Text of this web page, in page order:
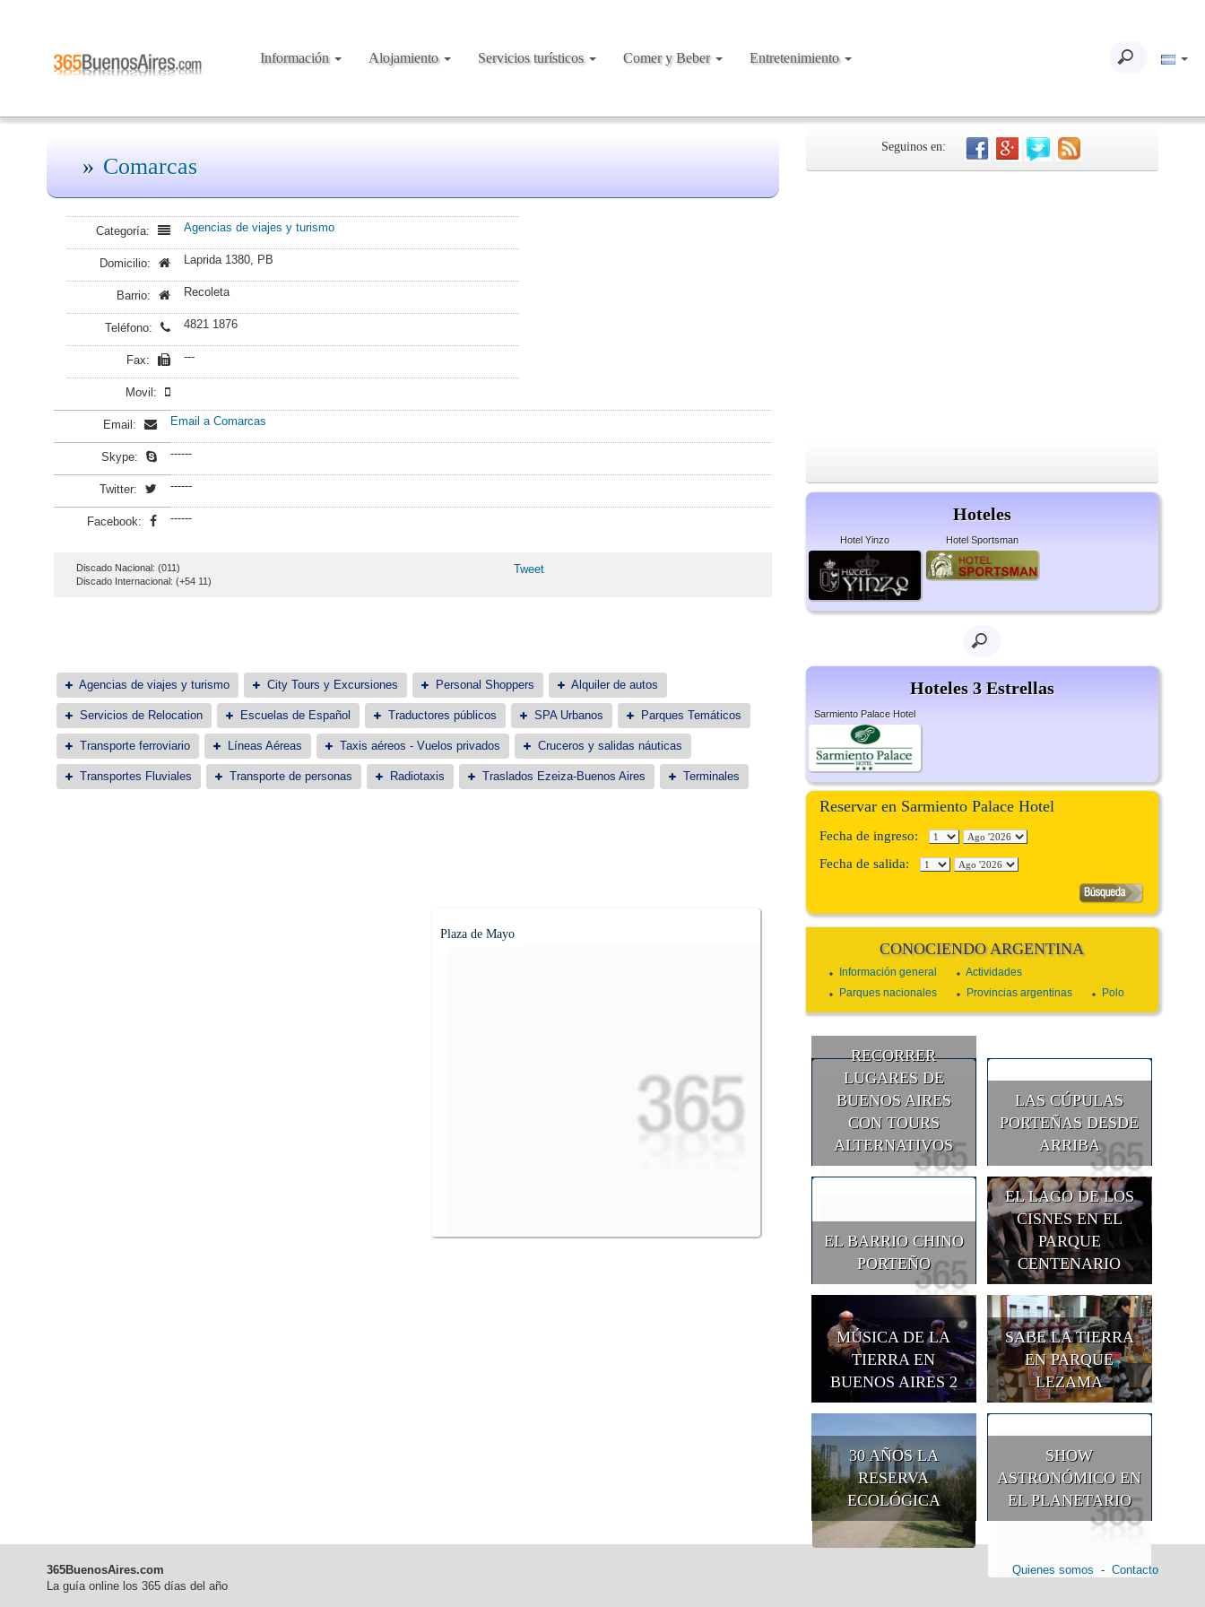
Información Alojamiento Servicios turísticos Comer y Beber Entretenimiento
Comarcas
Categoría: Agencias de viajes y turismo
Domicilio: Laprida 1380, PB
Barrio: Recoleta
Teléfono: 4821 1876
Fax: ---
Movil:
Email: Email a Comarcas
Skype: ------
Twitter: ------
Facebook: ------
Discado Nacional: (011)
Discado Internacional: (+54 11)
Tweet
Agencias de viajes y turismo City Tours y Excursiones Personal Shoppers Alquiler de autos
Servicios de Relocation Escuelas de Español Traductores públicos SPA Urbanos Parques Temáticos
Transporte ferroviario Líneas Aéreas Taxis aéreos - Vuelos privados Cruceros y salidas náuticas
Transportes Fluviales Transporte de personas Radiotaxis Traslados Ezeiza-Buenos Aires Terminales
Plaza de Mayo
Seguinos en:
Hoteles
Hotel Yinzo Hotel Sportsman
Hoteles 3 Estrellas
Sarmiento Palace Hotel
Reservar en Sarmiento Palace Hotel
Fecha de ingreso:
Fecha de salida:
CONOCIENDO ARGENTINA
Información general
Actividades
Parques nacionales
Provincias argentinas Polo
RECORRER
LUGARES DE
BUENOS AIRES
CON TOURS
ALTERNATIVOS
LAS CÚPULAS
PORTEÑAS DESDE
ARRIBA
EL BARRIO CHINO
PORTEÑO
EL LAGO DE LOS
CISNES EN EL
PARQUE
CENTENARIO
MÚSICA DE LA
TIERRA EN
BUENOS AIRES 2
SABE LA TIERRA
EN PARQUE
LEZAMA
30 AÑOS LA
RESERVA
ECOLÓGICA
SHOW
ASTRONÓMICO EN
EL PLANETARIO
365BuenosAires.com
La guía online los 365 días del año
Quienes somos - Contacto